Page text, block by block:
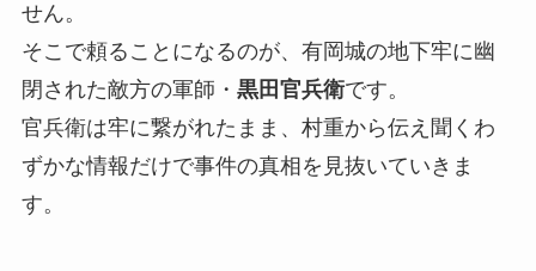
せん。
そこで頼ることになるのが、有岡城の地下牢に幽
閉された敵方の軍師・ 黒田官兵衛です。
官兵衛は牢に繋がれたまま、村重から伝え聞くわ
ずかな情報だけで事件の真相を見抜いていきま
す。